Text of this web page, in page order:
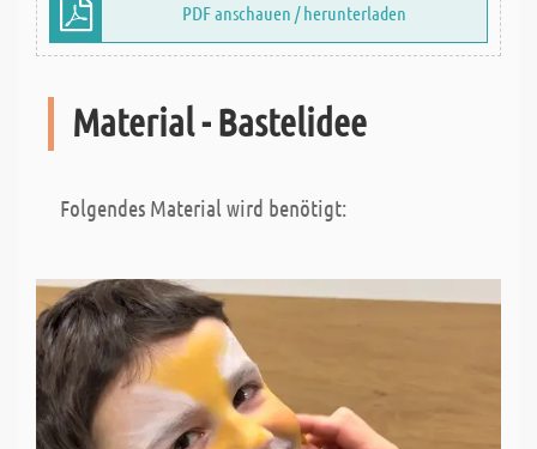
PDF anschauen / herunterladen
Material - Bastelidee
Folgendes Material wird benötigt: